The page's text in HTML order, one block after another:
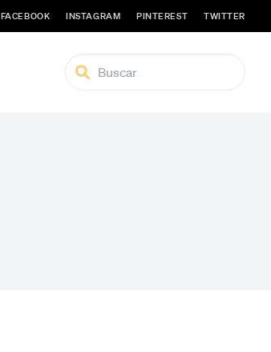
FACEBOOK INSTAGRAM PINTEREST TWITTER